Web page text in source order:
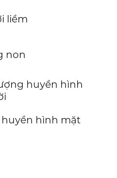
liềm
non
huyền hình
huyền hình mặt